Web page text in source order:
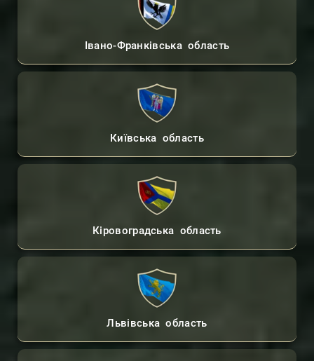
Івано-Франківська область
Київська область
Кіровоградська область
Львівська область